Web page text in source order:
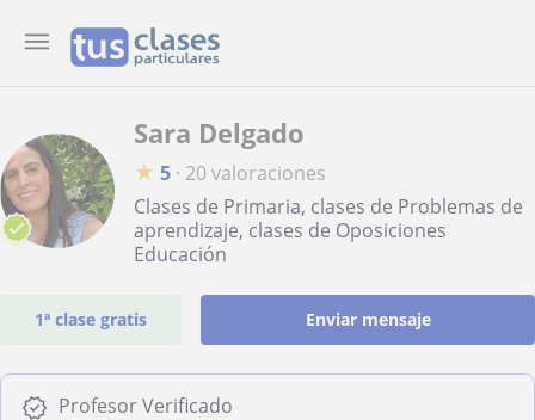
Sara Delgado
★ 5 · 20 valoraciones
Clases de Primaria, clases de Problemas de
aprendizaje, clases de Oposiciones
Educación
1ª clase gratis Enviar mensaje
Profesor Verificado